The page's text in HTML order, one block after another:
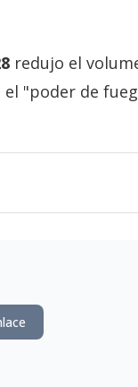
redujo el
"poder de